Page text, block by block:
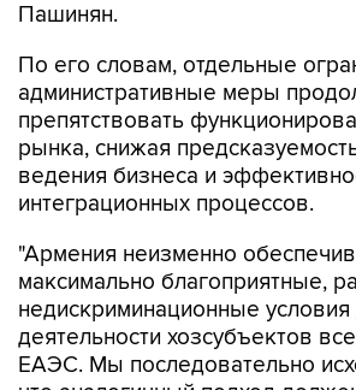
По его словам, отдельные
препятствовать
рынка, снижая предсказуемость
ведения бизнеса и
интеграционных процессов.
"Армения неизменно
недискриминационные условия
деятельности хозсубъектов
ЕАЭС. Мы последовательно
что аналогичный подход
на всей территории ЕАЭС.